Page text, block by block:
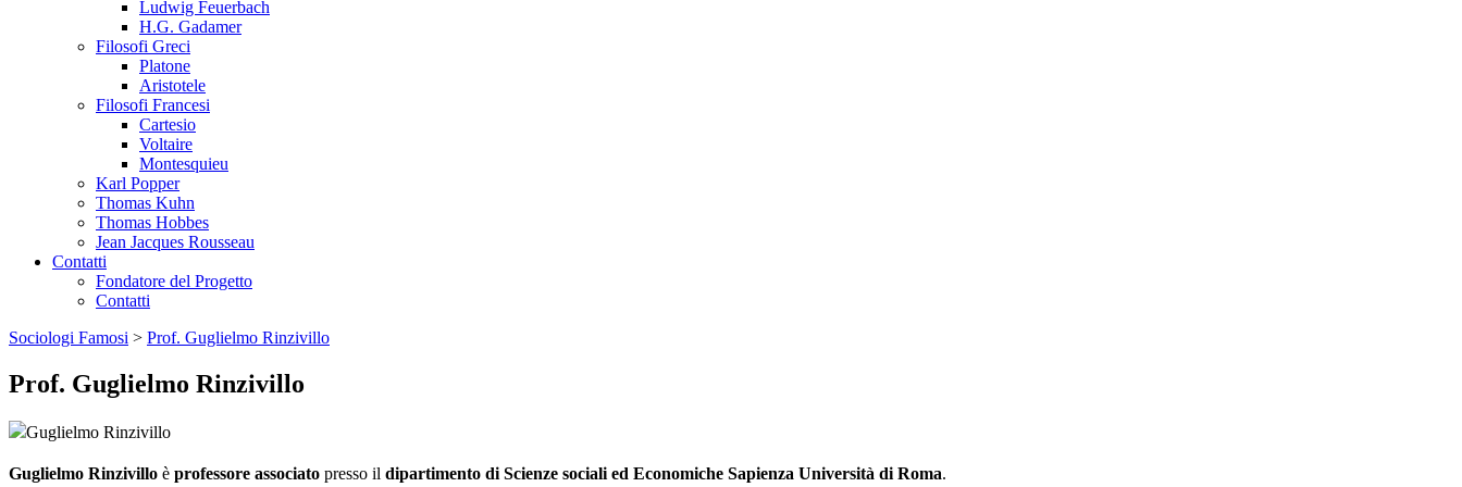
Ludwig Feuerbach
H.G. Gadamer
Filosofi Greci
Platone
Aristotele
Filosofi Francesi
Cartesio
Voltaire
Montesquieu
Karl Popper
Thomas Kuhn
Thomas Hobbes
Jean Jacques Rousseau
Contatti
Fondatore del Progetto
Contatti
Sociologi Famosi > Prof. Guglielmo Rinzivillo
Prof. Guglielmo Rinzivillo
Guglielmo Rinzivillo è professore associato presso il dipartimento di Scienze sociali ed Economiche Sapienza Università di Roma.